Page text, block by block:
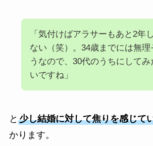
「気付けばアラサーもあと2年
ない（笑）。34歳までには無理
うなので、30代のうちにしてみ
いですね」
と 少し結婚に対して焦りを感じて
かります。